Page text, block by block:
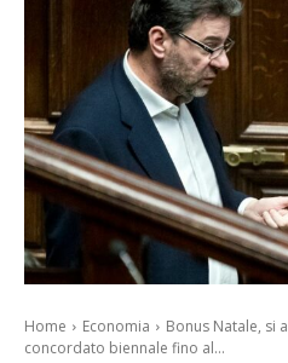
Home Economia
Bonus Natale, si
concordato biennale fino al...